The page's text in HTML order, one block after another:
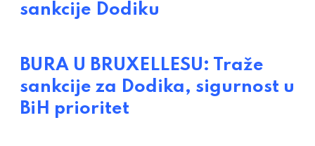
sankcije Dodiku
BURA U BRUXELLESU: Traže
sankcije za Dodika, sigurnost u
BiH prioritet